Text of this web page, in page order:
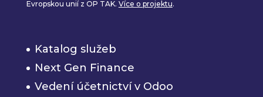
Evropskou unií z OP TAK. Více o projektu.
Katalog služeb
Next Gen Finance
Vedení účetnictví v Odoo